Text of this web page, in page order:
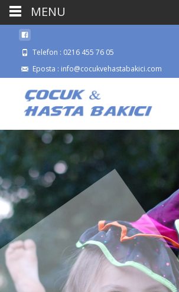
Telefon : 0216 455 76 05
Eposta : info@cocukvehastabakici.com
MENU